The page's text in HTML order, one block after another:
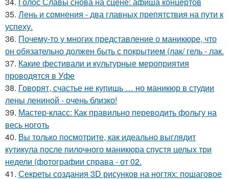
35. Лень и сомнения - два главных препятствия на пути к
успеху.
36. Почему-то у многих представление о маникюре, что
он обязательно должен быть с покрытием (лак/ гель - лак.
37. Какие фестивали и культурные мероприятия
проводятся в Уфе
38. Говорят, счастье не купишь … но маникюр в студии
лены лениной - очень близко!
39. Мастер-класс: Как правильно переводить фольгу на
весь ноготь
40. Вы только посмотрите, как идеально выглядит
кутикула после пилочного маникюра спустя целых три
недели (фотографии справа - от 02.
41. Секреты создания 3D рисунков на ногтях: пошаговое